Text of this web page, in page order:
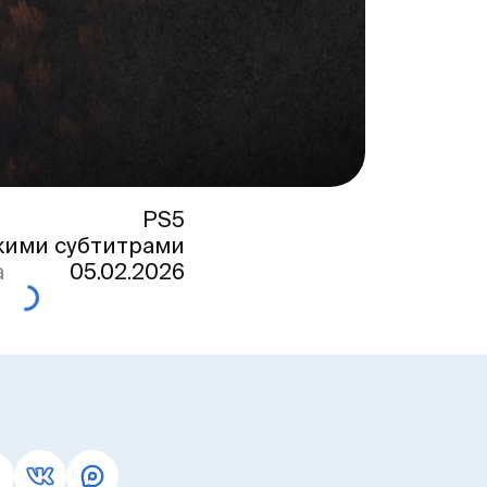
PS5
субтитрами
05.02.2026